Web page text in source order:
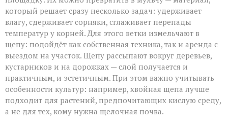
который решает сразу несколько задач: удерживает
влагу, сдерживает сорняки, сглаживает перепады
температур у корней. Для этого ветки измельчают в
щепу: подойдёт как собственная техника, так и аренда с
выездом на участок. Щепу рассыпают вокруг деревьев,
кустарников и на дорожках — слой получается и
практичным, и эстетичным. При этом важно учитывать
особенности культур: например, хвойная щепа лучше
подходит для растений, предпочитающих кислую среду,
а не для тех, кому нужна щелочная почва.